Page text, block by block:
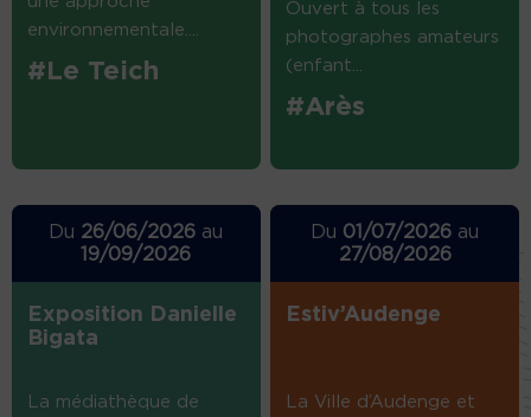
environnementale....
#Le Teich
Ouvert à tous les
photographes amateurs
(enfant...
#Arès
Du 26/06/2026 au
19/09/2026
Exposition Danielle
Bigata
La médiathèque de
Du 01/07/2026 au
27/08/2026
Estiv’Audenge
La Ville d’Audenge et